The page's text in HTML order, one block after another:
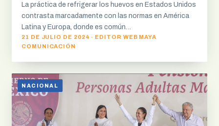
La práctica de refrigerar los huevos en Estados Unidos
contrasta marcadamente con las normas en América
Latina y Europa, donde es común…
21 DE JULIO DE 2024 · EDITOR WEB MAYA
COMUNICACIÓN
NACIONAL